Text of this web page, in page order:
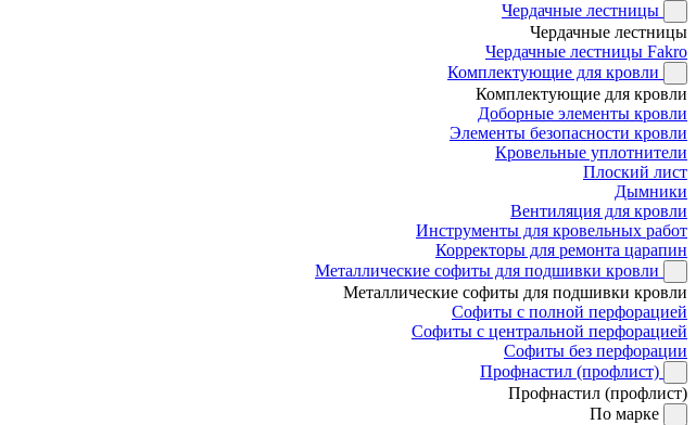
Чердачные лестницы
Чердачные лестницы
Чердачные лестницы Fakro
Комплектующие для кровли
Комплектующие для кровли
Доборные элементы кровли
Элементы безопасности кровли
Кровельные уплотнители
Плоский лист
Дымники
Вентиляция для кровли
Инструменты для кровельных работ
Корректоры для ремонта царапин
Металлические софиты для подшивки кровли
Металлические софиты для подшивки кровли
Софиты с полной перфорацией
Софиты с центральной перфорацией
Софиты без перфорации
Профнастил (профлист)
Профнастил (профлист)
По марке